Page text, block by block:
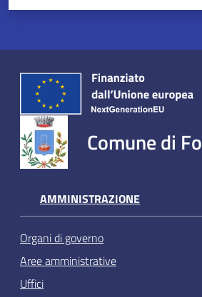
Comune di
AMMINISTRAZIONE
Organi di governo
Aree amministrative
Uffici